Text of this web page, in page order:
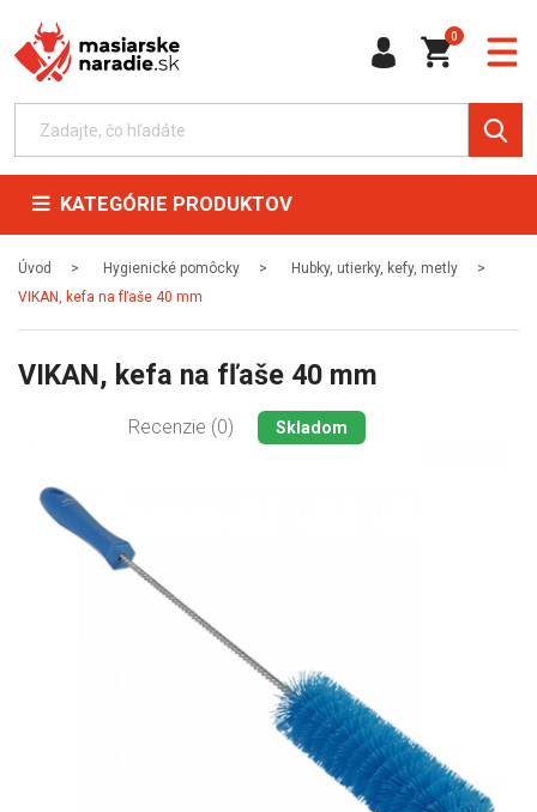
0
KATEGÓRIE PRODUKTOV
Úvod Hygienické pomôcky
Hubky, utierky, kefy, metly
VIKAN, kefa na fľaše 40 mm
VIKAN, kefa na fľaše 40 mm
Recenzie (0) Skladom